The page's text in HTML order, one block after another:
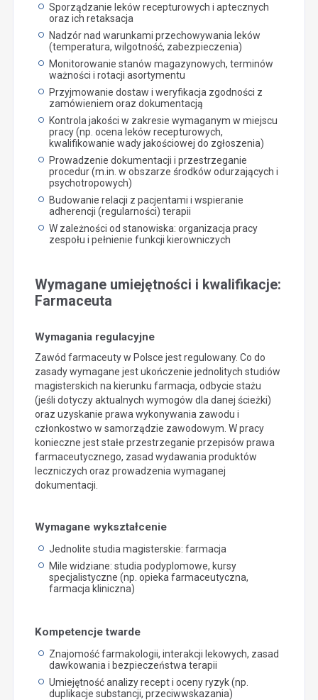
Sporządzanie leków recepturowych i aptecznych
oraz ich retaksacja
Nadzór nad warunkami przechowywania leków
(temperatura, wilgotność, zabezpieczenia)
Monitorowanie stanów magazynowych, terminów
ważności i rotacji asortymentu
Przyjmowanie dostaw i weryfikacja zgodności z
zamówieniem oraz dokumentacją
Kontrola jakości w zakresie wymaganym w miejscu
pracy (np. ocena leków recepturowych,
kwalifikowanie wady jakościowej do zgłoszenia)
Prowadzenie dokumentacji i przestrzeganie
procedur (m.in. w obszarze środków odurzających i
psychotropowych)
Budowanie relacji z pacjentami i wspieranie
adherencji (regularności) terapii
W zależności od stanowiska: organizacja pracy
zespołu i pełnienie funkcji kierowniczych
Wymagane umiejętności i kwalifikacje:
Farmaceuta
Wymagania regulacyjne
Zawód farmaceuty w Polsce jest regulowany. Co do
zasady wymagane jest ukończenie jednolitych studiów
magisterskich na kierunku farmacja, odbycie stażu
(jeśli dotyczy aktualnych wymogów dla danej ścieżki)
oraz uzyskanie prawa wykonywania zawodu i
członkostwo w samorządzie zawodowym. W pracy
konieczne jest stałe przestrzeganie przepisów prawa
farmaceutycznego, zasad wydawania produktów
leczniczych oraz prowadzenia wymaganej
dokumentacji.
Wymagane wykształcenie
Jednolite studia magisterskie: farmacja
Mile widziane: studia podyplomowe, kursy
specjalistyczne (np. opieka farmaceutyczna,
farmacja kliniczna)
Kompetencje twarde
Znajomość farmakologii, interakcji lekowych, zasad
dawkowania i bezpieczeństwa terapii
Umiejętność analizy recept i oceny ryzyk (np.
duplikacje substancji, przeciwwskazania)